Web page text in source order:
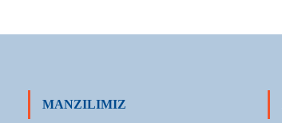
MANZILIMIZ